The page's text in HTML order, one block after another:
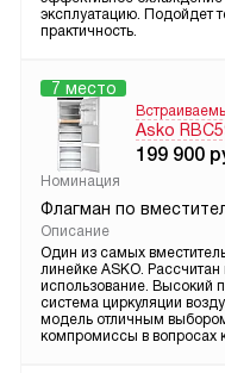
эксплуатацию. Подойдет
практичность.
7 место
Asko
199 900
Номинация
Флагман по
Описание
Один из самых
линейке ASKO.
использование. Высокий
система циркуляции
модель отличным выбором
компромиссы в вопросах